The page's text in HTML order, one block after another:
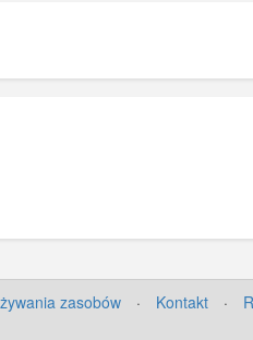
instrukcja książeczki służbowej.
zasobów · Kontakt ·